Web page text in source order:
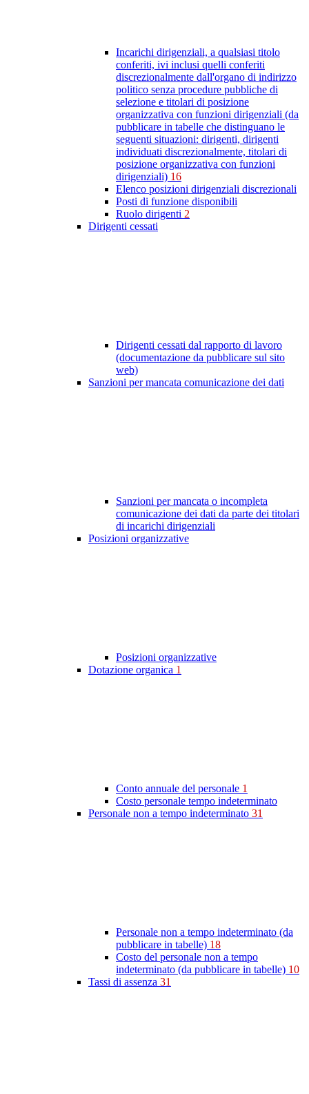
Incarichi dirigenziali, a qualsiasi titolo
conferiti, ivi inclusi quelli conferiti
discrezionalmente dall'organo di indirizzo
politico senza procedure pubbliche di
selezione e titolari di posizione
organizzativa con funzioni dirigenziali (da
pubblicare in tabelle che distinguano le
seguenti situazioni: dirigenti, dirigenti
individuati discrezionalmente, titolari di
posizione organizzativa con funzioni
dirigenziali) 16
Elenco posizioni dirigenziali discrezionali
Posti di funzione disponibili
Ruolo dirigenti 2
Dirigenti cessati
Dirigenti cessati dal rapporto di lavoro
(documentazione da pubblicare sul sito
web)
Sanzioni per mancata comunicazione dei dati
Sanzioni per mancata o incompleta
comunicazione dei dati da parte dei titolari
di incarichi dirigenziali
Posizioni organizzative
Posizioni organizzative
Dotazione organica 1
Conto annuale del personale 1
Costo personale tempo indeterminato
Personale non a tempo indeterminato 31
Personale non a tempo indeterminato (da
pubblicare in tabelle) 18
Costo del personale non a tempo
indeterminato (da pubblicare in tabelle) 10
Tassi di assenza 31